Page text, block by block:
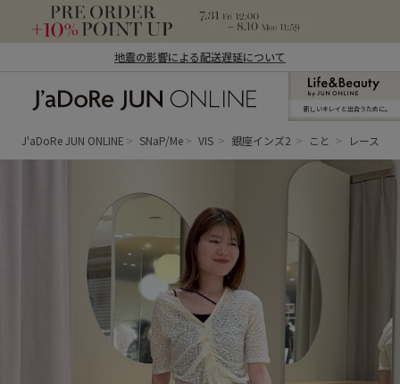
地震の影響による配送遅延について
ン オンライン）
新しいキレイと出合うために。
J'aDoRe JUN ONLINE SNaP/Me VIS 銀座インズ2 こと レースト